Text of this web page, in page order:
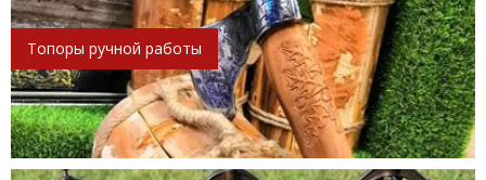
Топоры ручной работы